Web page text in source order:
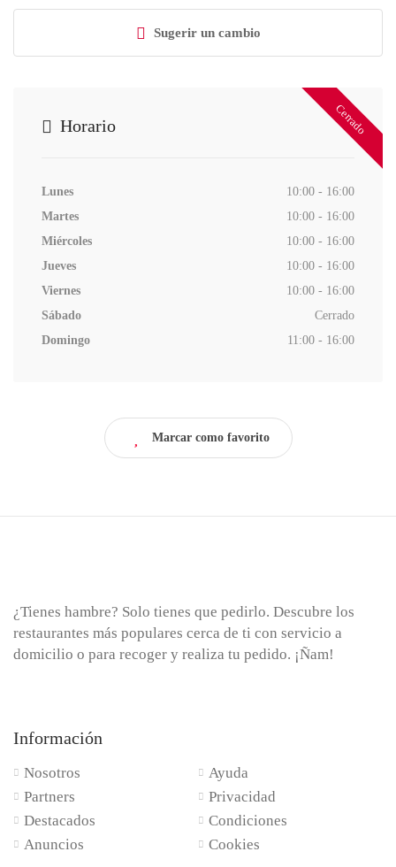
Sugerir un cambio
Cerrado
Horario
Lunes
10:00 - 16:00
Martes
10:00 - 16:00
Miércoles
10:00 - 16:00
Jueves
10:00 - 16:00
Viernes
10:00 - 16:00
Sábado
Cerrado
Domingo
11:00 - 16:00
Marcar como favorito
¿Tienes hambre? Solo tienes que pedirlo. Descubre los
restaurantes más populares cerca de ti con servicio a
domicilio o para recoger y realiza tu pedido. ¡Ñam!
Información
Nosotros
Partners
Destacados
Anuncios
Ayuda
Privacidad
Condiciones
Cookies